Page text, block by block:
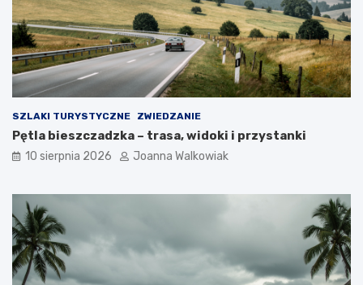
SZLAKI TURYSTYCZNE ZWIEDZANIE
Pętla bieszczadzka – trasa, widoki i przystanki
10 sierpnia 2026 Joanna Walkowiak